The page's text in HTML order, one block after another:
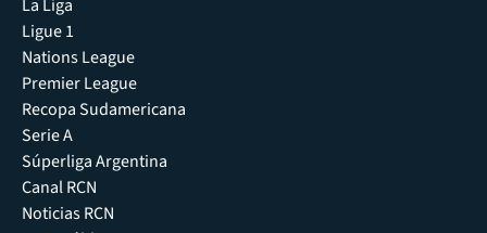
La Liga
Ligue 1
Nations League
Premier League
Recopa Sudamericana
Serie A
Súperliga Argentina
Canal RCN
Noticias RCN